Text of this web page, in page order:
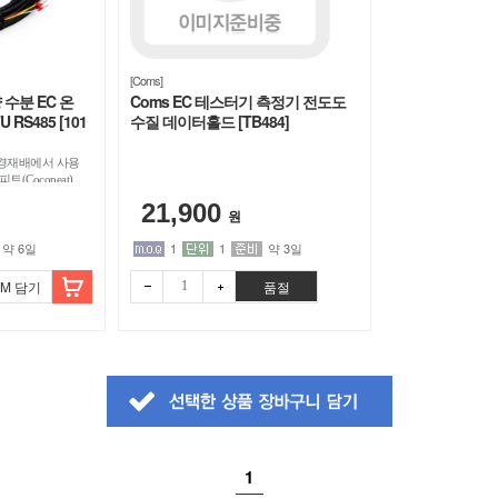
빼기 더하
분 EC 온
RS485 [101
재배에서 사용
트(Cocopeat)
모드버스-
합 가능
약 6일
담기
[Coms]
Coms EC 테스터기 측정기 전도도
수질 데이터홀드 [TB484]
21,900 원
1 1 약 3일
품절
1